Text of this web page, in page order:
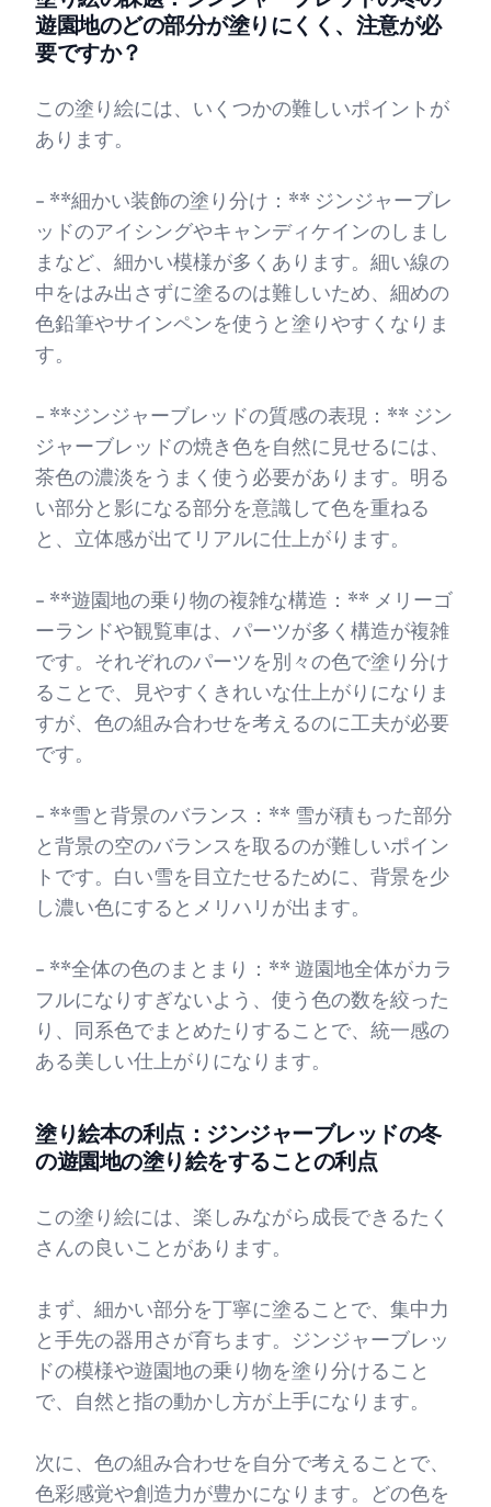
遊園地のどの部分が塗りにくく、注意が必
要ですか？
この塗り絵には、いくつかの難しいポイントが
あります。
- **細かい装飾の塗り分け：** ジンジャーブレ
ッドのアイシングやキャンディケインのしまし
まなど、細かい模様が多くあります。細い線の
中をはみ出さずに塗るのは難しいため、細めの
色鉛筆やサインペンを使うと塗りやすくなりま
す。
- **ジンジャーブレッドの質感の表現：** ジン
ジャーブレッドの焼き色を自然に見せるには、
茶色の濃淡をうまく使う必要があります。明る
い部分と影になる部分を意識して色を重ねる
と、立体感が出てリアルに仕上がります。
- **遊園地の乗り物の複雑な構造：** メリーゴ
ーランドや観覧車は、パーツが多く構造が複雑
です。それぞれのパーツを別々の色で塗り分け
ることで、見やすくきれいな仕上がりになりま
すが、色の組み合わせを考えるのに工夫が必要
です。
- **雪と背景のバランス：** 雪が積もった部分
と背景の空のバランスを取るのが難しいポイン
トです。白い雪を目立たせるために、背景を少
し濃い色にするとメリハリが出ます。
- **全体の色のまとまり：** 遊園地全体がカラ
フルになりすぎないよう、使う色の数を絞った
り、同系色でまとめたりすることで、統一感の
ある美しい仕上がりになります。
塗り絵本の利点：ジンジャーブレッドの冬
の遊園地の塗り絵をすることの利点
この塗り絵には、楽しみながら成長できるたく
さんの良いことがあります。
まず、細かい部分を丁寧に塗ることで、集中力
と手先の器用さが育ちます。ジンジャーブレッ
ドの模様や遊園地の乗り物を塗り分けること
で、自然と指の動かし方が上手になります。
次に、色の組み合わせを自分で考えることで、
色彩感覚や創造力が豊かになります。どの色を